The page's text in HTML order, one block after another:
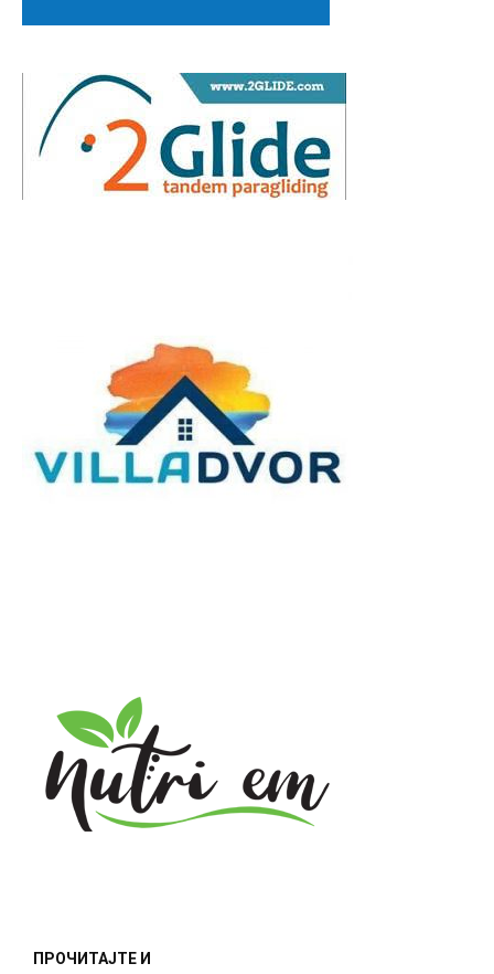
ПРОЧИТАЈТЕ И